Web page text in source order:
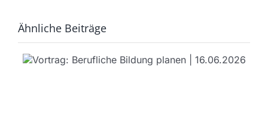
Ähnliche Beiträge
Fit & Aktiv auf dem Stuhl